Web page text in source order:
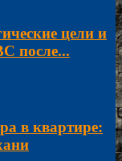
цели и
после...
в квартире: